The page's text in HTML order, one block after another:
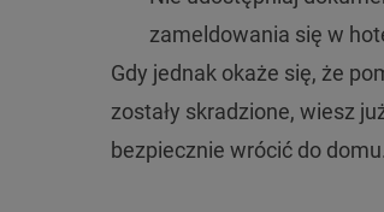
zameldowania się w
Gdy jednak okaże się, że
zostały skradzione, wiesz
bezpiecznie wrócić do domu.